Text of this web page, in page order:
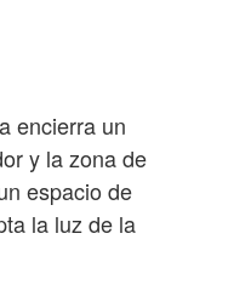
encierra un
y la zona de
espacio de
la luz de la